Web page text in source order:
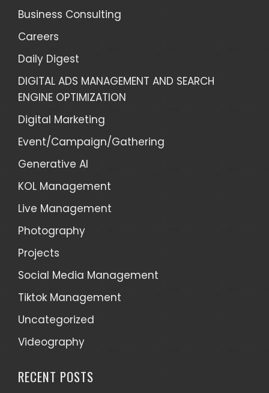
Business Consulting
Careers
Daily Digest
DIGITAL ADS MANAGEMENT AND SEARCH
ENGINE OPTIMIZATION
Digital Marketing
Event/Campaign/Gathering
Generative AI
KOL Management
Live Management
Photography
Projects
Social Media Management
Tiktok Management
Uncategorized
Videography
RECENT POSTS